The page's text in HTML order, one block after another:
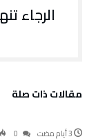
الرجاء
‫مقالات ذات صلة‬